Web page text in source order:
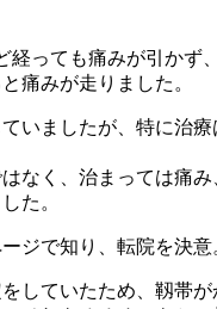
経っても痛みが引かず
痛みが走りました。
いましたが、特に治療
なく、治まっては痛
た。
ジで知り、転院を決意
していたため、靱帯が